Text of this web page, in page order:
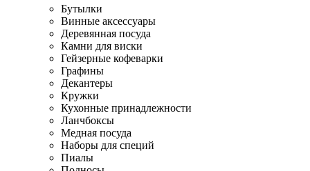
Бутылки
Винные аксессуары
Деревянная посуда
Камни для виски
Гейзерные кофеварки
Графины
Декантеры
Кружки
Кухонные принадлежности
Ланчбоксы
Медная посуда
Наборы для специй
Пиалы